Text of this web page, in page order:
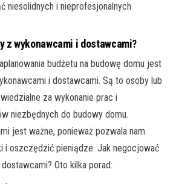
niesolidnych i nieprofesjonalnych
z wykonawcami i dostawcami?
budżetu na budowę domu jest
i dostawcami. Są to osoby lub
za wykonanie prac i
niezbędnych do budowy domu.
jest ważne, ponieważ pozwala nam
i oszczędzić pieniądze. Jak negocjować
Oto kilka porad: